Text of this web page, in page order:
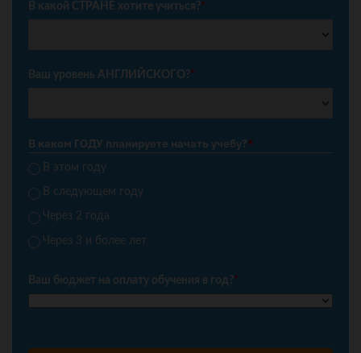
В какой СТРАНЕ хотите учиться?*
Ваш уровень АНГЛИЙСКОГО?*
В каком ГОДУ планируете начать учебу?*
В этом году
В следующем году
Через 2 года
Через 3 и более лет
Ваш бюджет на оплату обучения в год?*